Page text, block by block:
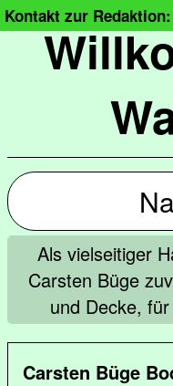
Kontakt zur Redaktion:
Als vielseitiger
Carsten Büge
und Decke,
Carsten Büge